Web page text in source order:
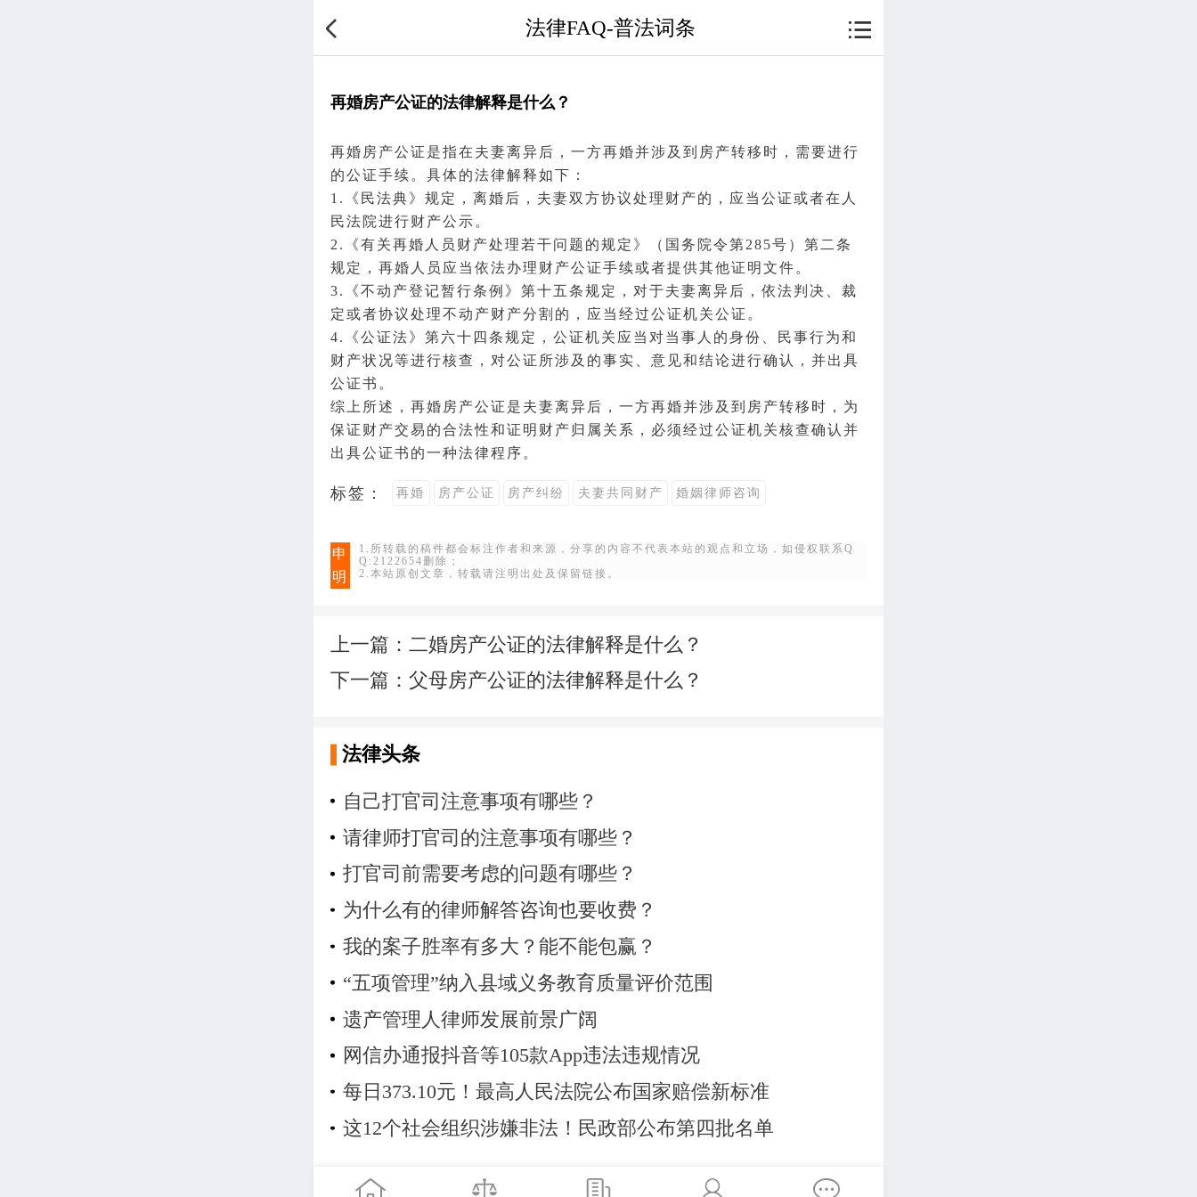
法律FAQ-普法词条
再婚房产公证的法律解释是什么？
再婚 房产公证 是指在夫妻离异后，一方再婚并涉及到房产转移时，需要进行
的公证手续。具体的法律解释如下：
1.《 民法典》规定，离婚 后，夫妻双方协议处理财产的，应当公证或者在人
民法院进行财产公示。
2.《有关再婚人员财产处理若干问题的规定》（国务院令第285号）第二条
规定，再婚人员应当依法办理财产公证手续或者提供其他证明文件。
3.《不动产登记暂行条例》第十五条规定，对于夫妻离异后，依法判决
裁
定或者协议处理不动产财产分割的，应当经过公证机关公证。
4.《公证法》第六十四条规定，公证机关应当对当事人 的身份、 民事行为和
财产状况等进行核查，对公证所涉及的事实、意见和结论进行确认，并出具
公证书 。
综上所述，再婚房产公证是夫妻离异后，一方再婚并涉及到房产转移时，为
保证财产交易的合法性和证明财产归属关系，必须经过公证机关核查确认并
出具公证书的一种法律程序。
标签： 再婚 房产公证 房产纠纷 夫妻共同财产 婚姻律师咨询
申
明
1.所转载的稿件都会标注作者和来源，分享的内容不代表本站的观点和立场，如侵权联系Q
Q:2122654删除；
2.本站原创文章，转载请注明出处及保留链接。
上一篇：二婚房产公证的法律解释是什么？
下一篇：父母房产公证的法律解释是什么？
法律头条
自己打官司注意事项有哪些？
请律师打官司的注意事项有哪些？
打官司前需要考虑的问题有哪些？
为什么有的律师解答咨询也要收费？
我的案子胜率有多大？能不能包赢？
“五项管理”纳入县域义务教育质量评价范围
遗产管理人律师发展前景广阔
网信办通报抖音等105款App违法违规情况
每日373.10元！最高人民法院公布国家赔偿新标准
这12个社会组织涉嫌非法！民政部公布第四批名单